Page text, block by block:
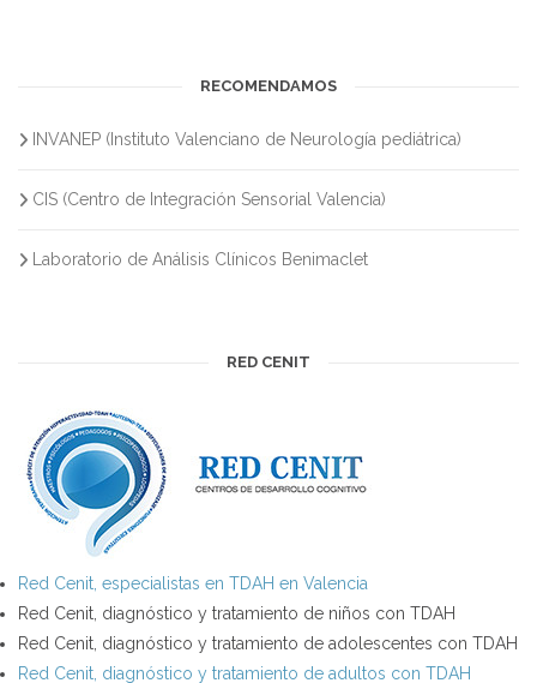
RECOMENDAMOS
INVANEP (Instituto Valenciano de Neurología pediátrica)
CIS (Centro de Integración Sensorial Valencia)
Laboratorio de Análisis Clínicos Benimaclet
RED CENIT
Red Cenit, especialistas en TDAH en Valencia
Red Cenit, diagnóstico y tratamiento de niños con TDAH
Red Cenit, diagnóstico y tratamiento de adolescentes con TDAH
Red Cenit, diagnóstico y tratamiento de adultos con TDAH